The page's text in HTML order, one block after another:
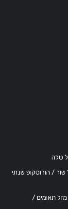
מזל שור / הורוסקופ שנתי
מזל תאומים /